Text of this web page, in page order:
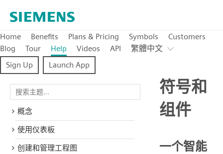
Home Benefits Plans & Pricing Symbols
Customers
Blog
Tour Help Videos API
繁體中文
Sign Up
Launch App
概念
使用仪表板
创建和管理工程图
符号和
组件
一个智能